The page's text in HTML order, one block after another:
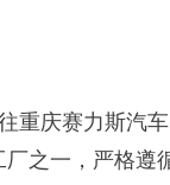
重庆赛力斯汽车
之一，严格遵